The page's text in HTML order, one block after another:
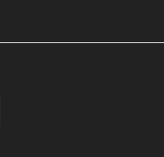
il tuo account cliente